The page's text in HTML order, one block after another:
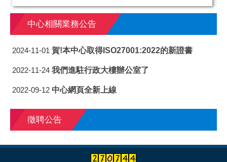
中心相關業務公告
2024-11-01賀!本中心取得ISO27001:2022的新證書
2022-11-24我們進駐行政大樓辦公室了
2022-09-12 中心網頁全新上線
徵聘公告